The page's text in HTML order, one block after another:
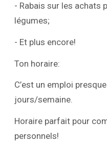
- Rabais sur les achats
légumes;
- Et plus encore!
Ton horaire:
C’est un emploi
jours/semaine.
Horaire parfait pour
personnels!